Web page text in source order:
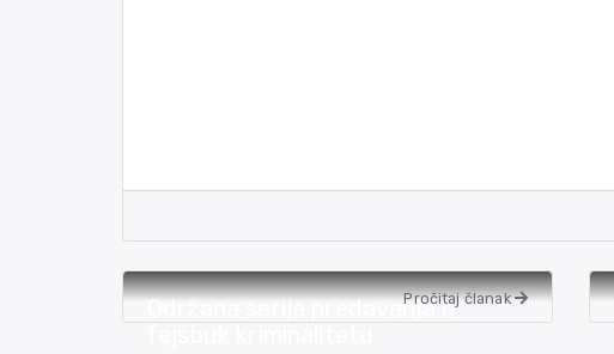
Održana serija predavanja oPročitaj članak